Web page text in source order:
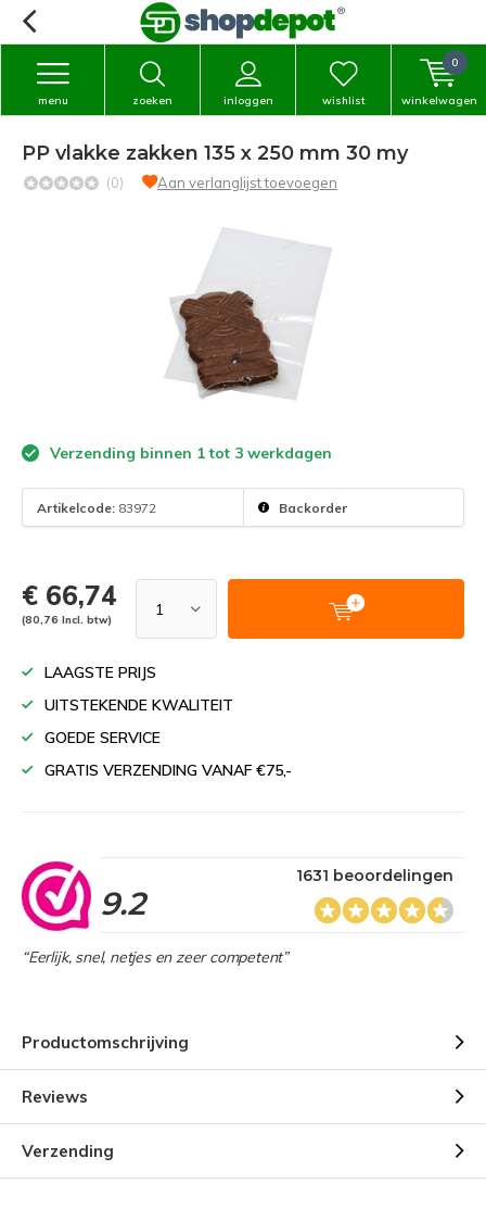
zoeken inloggen
menu wishlist winkelwagen
0
PP vlakke zakken 135 x 250 mm 30 my
(0) Aan verlanglijst toevoegen
Verzending binnen 1 tot 3 werkdagen
Artikelcode: 83972 Backorder
€ 66,74
(80,76 Incl. btw)
LAAGSTE PRIJS
UITSTEKENDE KWALITEIT
GOEDE SERVICE
GRATIS VERZENDING VANAF €75,-
9.2
1631 beoordelingen
“Eerlijk, snel, netjes en zeer competent”
Productomschrijving
Reviews
Verzending